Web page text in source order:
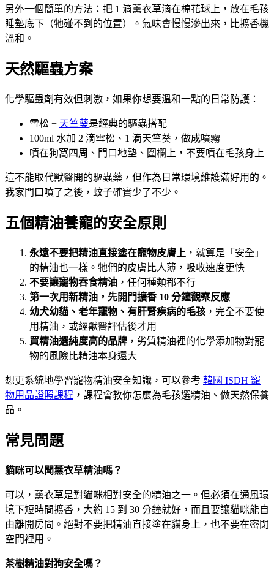
另外一個簡單的方法：把 1 滴薰衣草滴在棉花球上，放在毛孩
睡墊底下（牠碰不到的位置）。氣味會慢慢滲出來，比擴香機
溫和。
天然驅蟲方案
化學驅蟲劑有效但刺激，如果你想要溫和一點的日常防護：
雪松 + 天竺葵是經典的驅蟲搭配
100ml 水加 2 滴雪松、1 滴天竺葵，做成噴霧
噴在狗窩四周、門口地墊、圍欄上，不要噴在毛孩身上
這不能取代獸醫開的驅蟲藥，但作為日常環境維護滿好用的。
我家門口噴了之後，蚊子確實少了不少。
五個精油養寵的安全原則
永遠不要把精油直接塗在寵物皮膚上 ，就算是「安全」
的精油也一樣。牠們的皮膚比人薄，吸收速度更快
不要讓寵物吞食精油 ，任何種類都不行
第一次用新精油，先開門擴香 10 分鐘觀察反應
幼犬幼貓、老年寵物、有肝腎疾病的毛孩 ，完全不要使
用精油，或經獸醫評估後才用
買精油選純度高的品牌 ，劣質精油裡的化學添加物對寵
物的風險比精油本身還大
想更系統地學習寵物精油安全知識，可以參考 韓國 ISDH 寵
物用品證照課程 ，課程會教你怎麼為毛孩選精油、做天然保養
品。
常見問題
貓咪可以聞薰衣草精油嗎？
可以，薰衣草是對貓咪相對安全的精油之一。但必須在通風環
境下短時間擴香，大約 15 到 30 分鐘就好，而且要讓貓咪能自
由離開房間。絕對不要把精油直接塗在貓身上，也不要在密閉
空間裡用。
茶樹精油對狗安全嗎？